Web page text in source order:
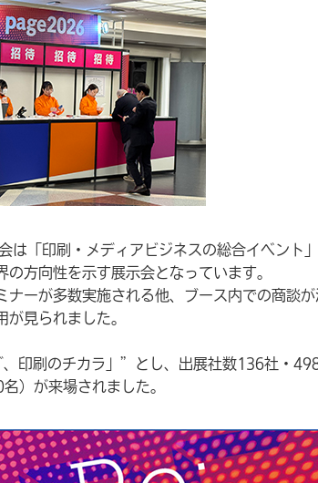
「印刷・メディアビジネスの総合イベント
方向性を示す展示会となっています。
ーが多数実施される他、ブース内での商談が
見られました。
印刷のチカラ」”とし、出展社数136社・
）が来場されました。